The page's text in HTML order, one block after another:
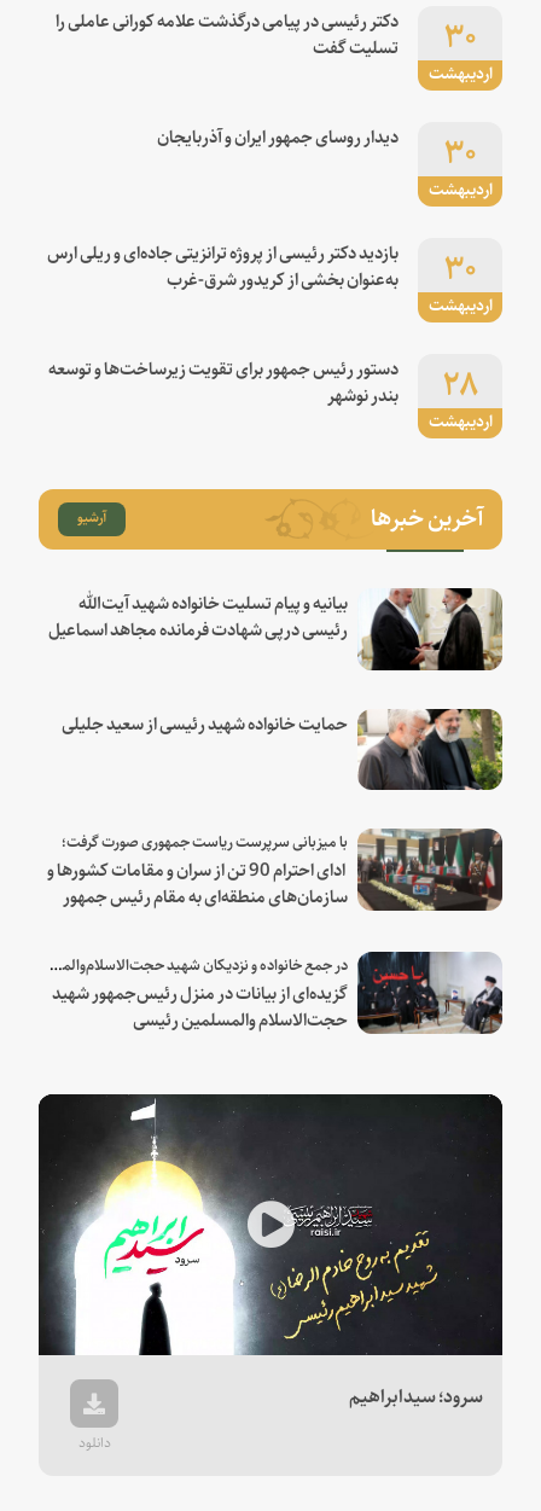
اردیبهشت
۳۰
دکتر رئیسی در پیامی درگذشت علامه کورانی عاملی را
تسلیت گفت
اردیبهشت
۳۰ دیدار روسای جمهور ایران و آذربایجان
اردیبهشت
۳۰
بازدید دکتر رئیسی از پروژه ترانزیتی جاده‌ای و ریلی ارس
به‌عنوان بخشی از کریدور شرق-غرب
اردیبهشت
۲۸
دستور رئیس جمهور برای تقویت زیرساخت‌ها و توسعه
بندر نوشهر
آخرین خبرها آرشیو
بیانیه و پیام تسلیت خانواده شهید آیت‌الله
رئیسی درپی شهادت فرمانده مجاهد اسماعیل
حمایت خانواده شهید رئیسی از سعید جلیلی
با میزبانی سرپرست ریاست جمهوری صورت گرفت؛
ادای احترام 90 تن از سران و مقامات کشورها و
سازمان‌های منطقه‌ای به مقام رئیس جمهور
در جمع خانواده و نزدیکان شهید حجت‌الاسلام‌والمسلمین رئیسی:
گزیده‌ای از بیانات در منزل رئیس‌جمهور شهید
حجت‌الاسلام والمسلمین رئیسی
Play
Video
سرود؛ سیدابراهیم
دانلود